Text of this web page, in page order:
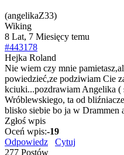
(angelikaZ33)
Wiking
8 Lat, 7 Miesięcy temu
#443178
Hejka Roland
Nie wiem czy mnie
powiedzieć,ze podziwiam Cie
kciuki...pozdrawiam Angelika (
Wróblewskiego, ta od
blisko siebie bo ja w Drammen
Zgłoś wpis
Oceń wpis:-19
Odpowiedz
Cytuj
277 Postów